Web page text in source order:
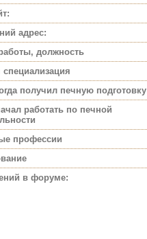
адрес:
должность
специализация
получил печную подготовку
работать по печной
профессии
в форуме: